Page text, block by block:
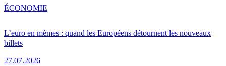
L’euro en mèmes : quand les Européens détournent les nouveaux
billets
27.07.2026
ÉCONOMIE